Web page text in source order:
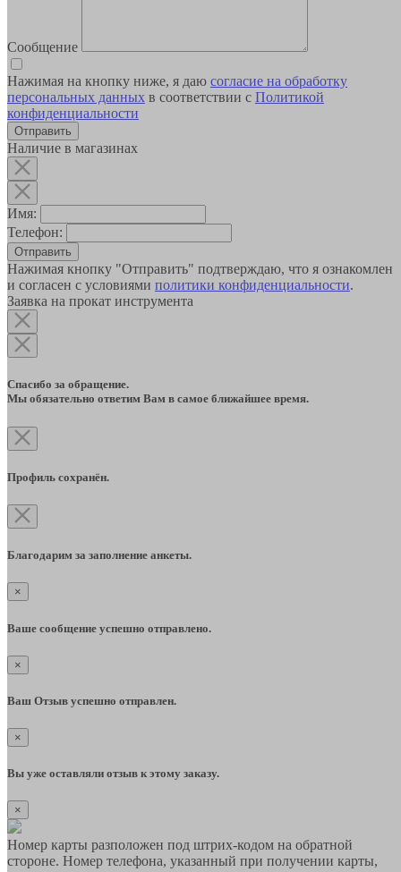
Сообщение
Нажимая на кнопку ниже, я даю согласие на обработку
персональных данных в соответствии с Политикой
конфиденциальности
Наличие в магазинах
Имя:
Телефон:
Отправить
Нажимая кнопку "Отправить" подтверждаю, что я ознакомлен
и согласен с условиями политики конфиденциальности.
Заявка на прокат инструмента
Спасибо за обращение.
Мы обязательно ответим Вам в самое ближайшее время.
Профиль сохранён.
Благодарим за заполнение анкеты.
×
Ваше сообщение успешно отправлено.
×
Ваш Отзыв успешно отправлен.
×
Вы уже оставляли отзыв к этому заказу.
×
Номер карты разположен под штрих-кодом на обратной
стороне. Номер телефона, указанный при получении карты,